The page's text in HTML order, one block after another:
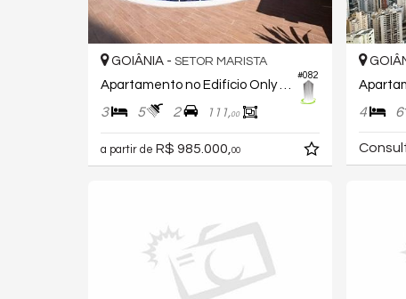
#082
GOIÂNIA - SETOR MARISTA
3 5 2 111,00
a partir de R$ 985.000, 00
4 6